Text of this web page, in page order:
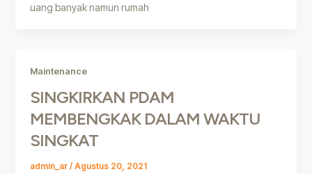
uang banyak namun rumah
Maintenance
SINGKIRKAN PDAM
MEMBENGKAK DALAM WAKTU
SINGKAT
admin_ar / Agustus 20, 2021